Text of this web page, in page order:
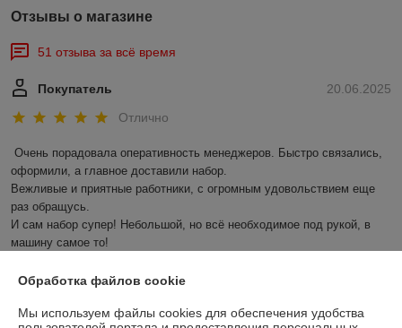
Отзывы о магазине
51 отзыва за всё время
20.06.2025
Покупатель
Отлично
Очень порадовала оперативность менеджеров. Быстро связались,
оформили, а главное доставили набор.
Вежливые и приятные работники, с огромным удовольствием еще
раз обращусь.
И сам набор супер! Небольшой, но всё необходимое под рукой, в
машину самое то!
Сделка подтверждена через корзину
Обработка файлов cookie
Мы используем файлы cookies для обеспечения удобства